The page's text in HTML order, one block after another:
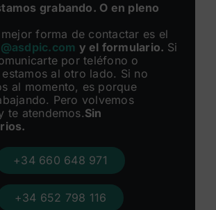
grabando. O en pleno
forma de contactar es el
y el formulario. Si
por teléfono o
al otro lado. Si no
al momento, es porque
Pero volvemos
te atendemos.Sin
+34 660 648 971
+34 652 798 116